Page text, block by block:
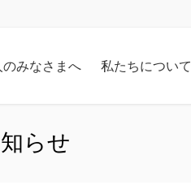
のみなさまへ 私たちについて
らせ